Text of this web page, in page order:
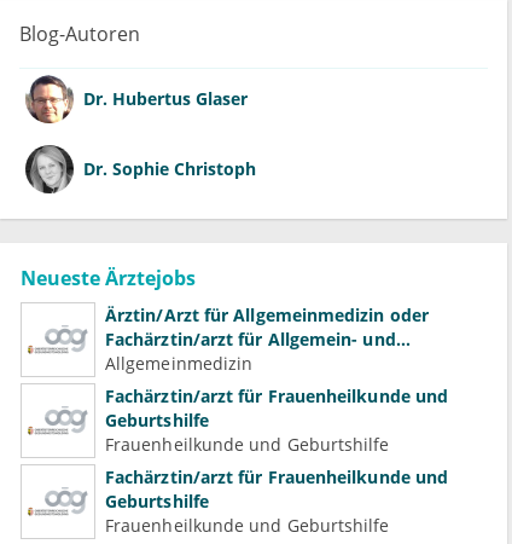
Blog-Autoren
Dr. Hubertus Glaser
Dr. Sophie Christoph
Neueste Ärztejobs
Ärztin/Arzt für Allgemeinmedizin oder
Fachärztin/arzt für Allgemein- und
Familienmedizin für Psychiatrie und
Psychotherapeutische Medizin
Allgemeinmedizin
Fachärztin/arzt für Frauenheilkunde und
Geburtshilfe
Frauenheilkunde und Geburtshilfe
Fachärztin/arzt für Frauenheilkunde und
Geburtshilfe
Frauenheilkunde und Geburtshilfe